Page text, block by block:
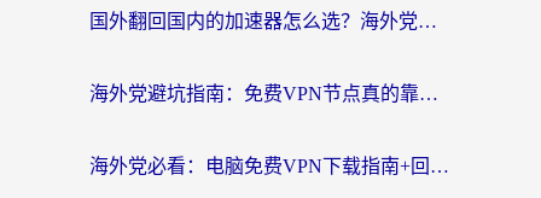
国外翻回国内的加速器怎么选？海外党亲测实用指南，告别地域限制
海外党避坑指南：免费VPN节点真的靠谱吗？教你选对回国加速器无缝访问国内资源
海外党必看：电脑免费VPN下载指南+回国加速器选择全攻略，告别地区限制